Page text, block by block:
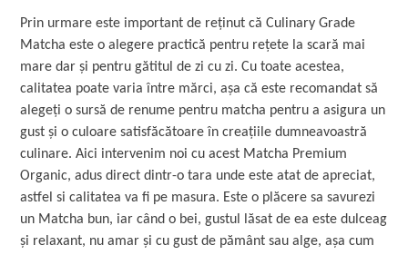
Prin urmare este important de reținut că Culinary Grade
Matcha este o alegere practică pentru rețete la scară mai
mare dar și pentru gătitul de zi cu zi. Cu toate acestea,
calitatea poate varia între mărci, așa că este recomandat să
alegeți o sursă de renume pentru matcha pentru a asigura un
gust și o culoare satisfăcătoare în creațiile dumneavoastră
culinare. Aici intervenim noi cu acest Matcha Premium
Organic, adus direct dintr-o tara unde este atat de apreciat,
astfel si calitatea va fi pe masura. Este o plăcere sa savurezi
un Matcha bun, iar când o bei, gustul lăsat de ea este dulceag
și relaxant, nu amar și cu gust de pământ sau alge, așa cum